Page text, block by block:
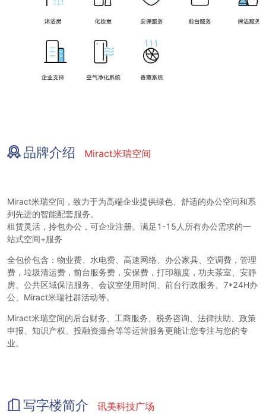
品牌介绍 Miract米瑞空间
Miract米瑞空间，致力于为高端企业提供绿色、舒适的办公空间和系
列先进的智能配套服务。
租赁灵活，拎包办公，可企业注册。满足 1-15人所有办公需求的一
站式空间+服务
全包价包含：物业费、水电费、高速网络、办公家具、空调费，管理
费，垃圾清运费，前台服务费，安保费，打印额度，功夫茶室、安静
房、公共区域保洁服务、会议室使用时间、前台行政服务、 7*24H办
公、Miract米瑞社群活动等。
Miract米瑞空间的后台财务、工商服务、税务咨询、法律扶助、政策
申报、知识产权、投融资撮合等等运营服务更能让您专注与您的专
业。
写字楼简介 讯美科技广场